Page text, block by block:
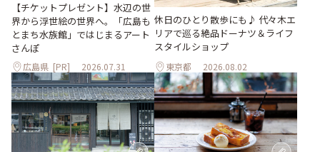
【チケットプレゼント】水辺の世
界から浮世絵の世界へ。「広島も
とまち水族館」ではじまるアート
さんぽ
広島県 [PR] 2026.07.31
休日のひとり散歩にも♪ 代々木エ
リアで巡る絶品ドーナツ＆ライフ
スタイルショップ
東京都 2026.08.02